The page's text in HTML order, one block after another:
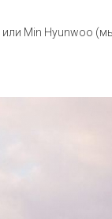
или Min Hyunwoo